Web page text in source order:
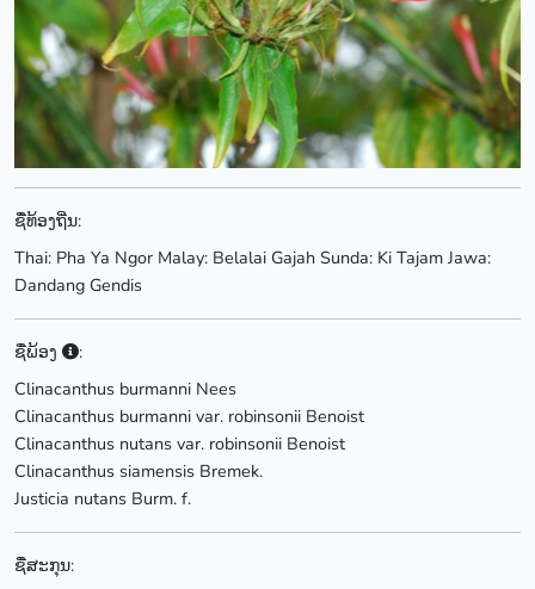
ຊື່ທ້ອງຖີ່ນ:
Thai: Pha Ya Ngor Malay: Belalai Gajah Sunda: Ki Tajam Jawa:
Dandang Gendis
ຊື່ພ້ອງ
:
Clinacanthus burmanni Nees
Clinacanthus burmanni var. robinsonii Benoist
Clinacanthus nutans var. robinsonii Benoist
Clinacanthus siamensis Bremek.
Justicia nutans Burm. f.
ຊື່ສະກຸນ: